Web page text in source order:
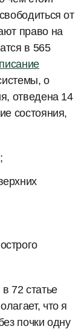
от
право на
в 565
о
отведена 14
состояния,
72 статье
что я
почки одну